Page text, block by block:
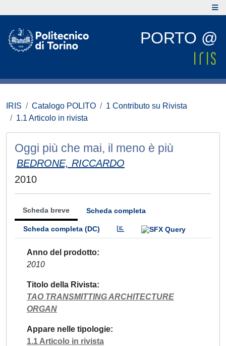
PORTO @
IRIS Catalogo POLITO
1 Contributo su Rivista
1.1 Articolo in rivista
Oggi più che mai, il meno è più
BEDRONE, RICCARDO
2010
Scheda breve Scheda completa
Scheda completa (DC)
Anno del prodotto
2010
Titolo della Rivista
TAO TRANSMITTING ARCHITECTURE
ORGAN
Appare nelle tipologie
1.1 Articolo in rivista